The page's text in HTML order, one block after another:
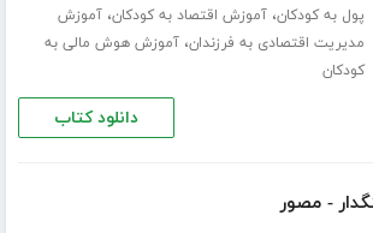
پول به کودکان،آموزش اقتصاد به کودکان،آموزش
مدیریت اقتصادی به فرزندان،آموزش هوش مالی به
کودکان
دانلود کتاب
- مصور